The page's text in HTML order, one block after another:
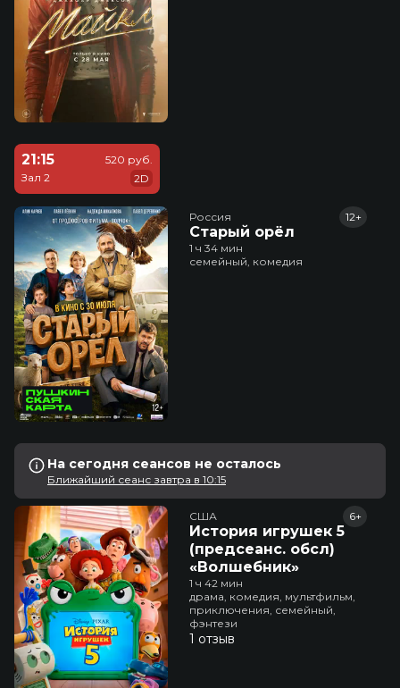
21:15
Зал 2
520 руб.
2D
Россия
Старый орёл
12+
1 ч 34 мин
семейный, комедия
На сегодня сеансов не осталось
Ближайший сеанс завтра в 10:15
США
История игрушек 5
(предсеанс. обсл)
«Волшебник»
6+
1 ч 42 мин
драма, комедия, мультфильм,
приключения, семейный,
фэнтези
1 отзыв